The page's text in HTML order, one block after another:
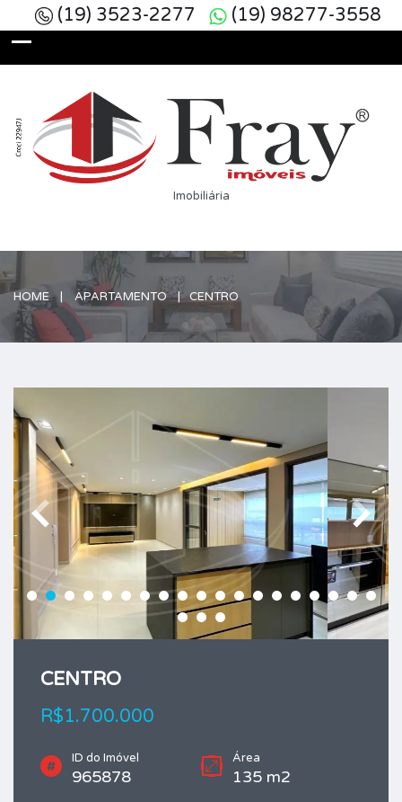
(19) 98277-3558
(19) 3523-2277
Imobiliária
HOME APARTAMENTO CENTRO
CENTRO
R$1.700.000
ID do Imóvel
965878
Área
135 m2